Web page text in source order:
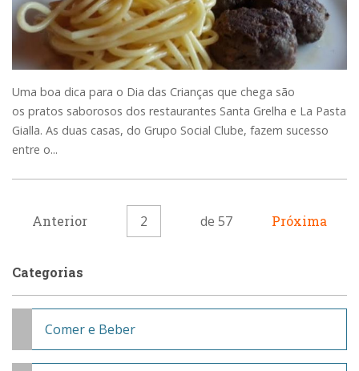
Uma boa dica para o Dia das Crianças que chega são
os pratos saborosos dos restaurantes Santa Grelha e La Pasta
Gialla. As duas casas, do Grupo Social Clube, fazem sucesso
entre o...
Anterior 2 de 57 Próxima
Categorias
Comer e Beber